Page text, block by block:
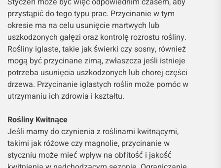
przystąpić do tego typu prac. Przycinanie w tym
okresie ma na celu usunięcie martwych lub
uszkodzonych gałęzi oraz kontrolę rozrostu rośliny.
Rośliny iglaste, takie jak świerki czy sosny, również
mogą być przycinane zimą, zwłaszcza jeśli istnieje
potrzeba usunięcia uszkodzonych lub chorej części
drzewa. Przycinanie iglastych roślin może pomóc w
utrzymaniu ich zdrowia i kształtu.
Rośliny Kwitnące
Jeśli mamy do czynienia z roślinami kwitnącymi,
takimi jak różowe czy magnolie, przycinanie w
styczniu może mieć wpływ na obfitość i jakość